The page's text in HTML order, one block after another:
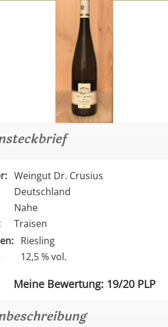
Weingut Dr. Crusius
Deutschland
Nahe
Traisen
Riesling
12,5 % vol.
Meine Bewertung: 19/20 PLP